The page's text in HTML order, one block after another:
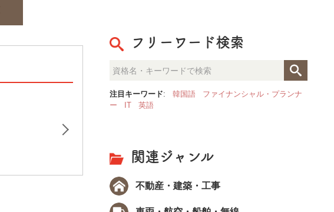
フリーワード検索
注目キーワード: 韓国語
ファイナンシャル・プランナ
ー
IT 英語
関連ジャンル
不動産・建築・工事